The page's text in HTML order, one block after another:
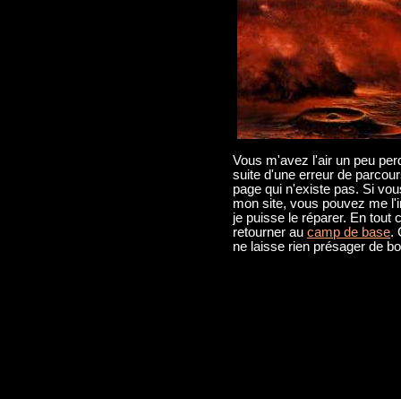
Vous m'avez l'air un peu
suite d'une erreur de
page qui n'existe pas. Si
mon site, vous pouvez me
je puisse le réparer. En tout
retourner au camp de base.
ne laisse rien présager de